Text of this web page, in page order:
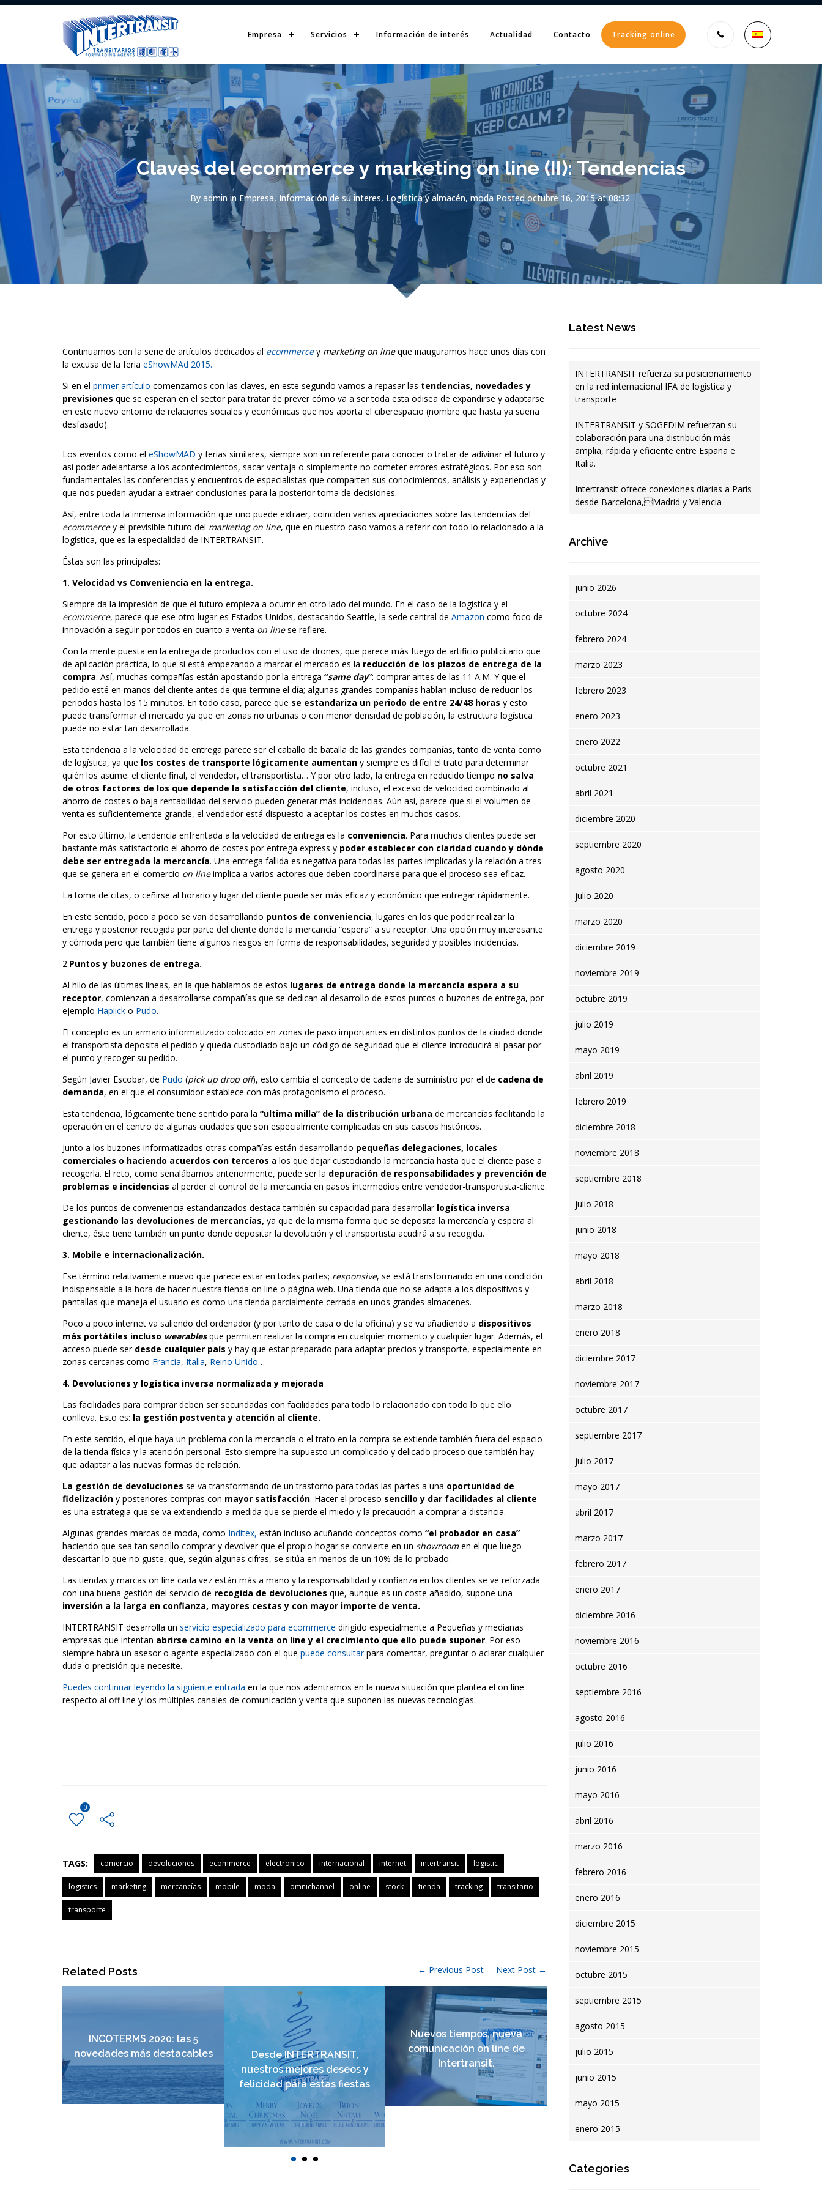
Enter tracking ID
Empresa Servicios Información de interés Actualidad Contacto Tracking online
Claves del ecommerce y marketing on line (II): Tendencias
By admin in Empresa, Información de su interes, Logística y almacén, moda Posted octubre 16, 2015 at 08:32
Continuamos con la serie de artículos dedicados al ecommercey marketing on lineque inauguramos hace unos días con
la excusa de la feria eShowMAd 2015.
Si en el primer artículo comenzamos con las claves, en este segundo vamos a repasar las tendencias, novedades y
previsiones que se esperan en el sector para tratar de prever cómo va a ser toda esta odisea de expandirse y adaptarse
en este nuevo entorno de relaciones sociales y económicas que nos aporta el ciberespacio (nombre que hasta ya suena
desfasado).
Los eventos como el eShowMAD y ferias similares, siempre son un referente para conocer o tratar de adivinar el futuro y
así poder adelantarse a los acontecimientos, sacar ventaja o simplemente no cometer errores estratégicos. Por eso son
fundamentales las conferencias y encuentros de especialistas que comparten sus conocimientos, análisis y experiencias y
que nos pueden ayudar a extraer conclusiones para la posterior toma de decisiones.
Así, entre toda la inmensa información que uno puede extraer, coinciden varias apreciaciones sobre las tendencias del
ecommercey el previsible futuro del marketing on line, que en nuestro caso vamos a referir con todo lo relacionado a la
logística, que es la especialidad de INTERTRANSIT.
Éstas son las principales:
1. Velocidad vs Conveniencia en la entrega.
Siempre da la impresión de que el futuro empieza a ocurrir en otro lado del mundo. En el caso de la logística y el
ecommerce, parece que ese otro lugar es Estados Unidos, destacando Seattle, la sede central de Amazon como foco de
innovación a seguir por todos en cuanto a venta on linese refiere.
Con la mente puesta en la entrega de productos con el uso de drones, que parece más fuego de artificio publicitario que
de aplicación práctica, lo que sí está empezando a marcar el mercado es la reducción de los plazos de entrega de la
compra. Así, muchas compañías están apostando por la entrega “same day”: comprar antes de las 11 A.M. Y que el
pedido esté en manos del cliente antes de que termine el día; algunas grandes compañías hablan incluso de reducir los
periodos hasta los 15 minutos. En todo caso, parece que se estandariza un periodo de entre 24/48 horas y esto
puede transformar el mercado ya que en zonas no urbanas o con menor densidad de población, la estructura logística
puede no estar tan desarrollada.
Esta tendencia a la velocidad de entrega parece ser el caballo de batalla de las grandes compañías, tanto de venta como
de logística, ya que los costes de transporte lógicamente aumentan y siempre es difícil el trato para determinar
quién los asume: el cliente final, el vendedor, el transportista… Y por otro lado, la entrega en reducido tiempo no salva
de otros factores de los que depende la satisfacción del cliente, incluso, el exceso de velocidad combinado al
ahorro de costes o baja rentabilidad del servicio pueden generar más incidencias. Aún así, parece que si el volumen de
venta es suficientemente grande, el vendedor está dispuesto a aceptar los costes en muchos casos.
Por esto último, la tendencia enfrentada a la velocidad de entrega es la conveniencia. Para muchos clientes puede ser
bastante más satisfactorio el ahorro de costes por entrega express y poder establecer con claridad cuando y dónde
debe ser entregada la mercancía. Una entrega fallida es negativa para todas las partes implicadas y la relación a tres
que se genera en el comercio on lineimplica a varios actores que deben coordinarse para que el proceso sea eficaz.
La toma de citas, o ceñirse al horario y lugar del cliente puede ser más eficaz y económico que entregar rápidamente.
En este sentido, poco a poco se van desarrollando puntos de conveniencia, lugares en los que poder realizar la
entrega y posterior recogida por parte del cliente donde la mercancía “espera” a su receptor. Una opción muy interesante
y cómoda pero que también tiene algunos riesgos en forma de responsabilidades, seguridad y posibles incidencias.
2.Puntos y buzones de entrega.
Al hilo de las últimas líneas, en la que hablamos de estos lugares de entrega donde la mercancía espera a su
receptor, comienzan a desarrollarse compañías que se dedican al desarrollo de estos puntos o buzones de entrega, por
ejemplo Hapiick o Pudo.
El concepto es un armario informatizado colocado en zonas de paso importantes en distintos puntos de la ciudad donde
el transportista deposita el pedido y queda custodiado bajo un código de seguridad que el cliente introducirá al pasar por
el punto y recoger su pedido.
Según Javier Escobar, de Pudo (pick up drop off), esto cambia el concepto de cadena de suministro por el de cadena de
demanda, en el que el consumidor establece con más protagonismo el proceso.
Esta tendencia, lógicamente tiene sentido para la “ultima milla” de la distribución urbana de mercancías facilitando la
operación en el centro de algunas ciudades que son especialmente complicadas en sus cascos históricos.
Junto a los buzones informatizados otras compañías están desarrollando pequeñas delegaciones, locales
comerciales o haciendo acuerdos con terceros a los que dejar custodiando la mercancía hasta que el cliente pase a
recogerla. El reto, como señalábamos anteriormente, puede ser la depuración de responsabilidades y prevención de
problemas e incidencias al perder el control de la mercancía en pasos intermedios entre vendedor-transportista-cliente.
De los puntos de conveniencia estandarizados destaca también su capacidad para desarrollar logística inversa
gestionando las devoluciones de mercancías, ya que de la misma forma que se deposita la mercancía y espera al
cliente, éste tiene también un punto donde depositar la devolución y el transportista acudirá a su recogida.
3. Mobile e internacionalización.
Ese término relativamente nuevo que parece estar en todas partes; responsive, se está transformando en una condición
indispensable a la hora de hacer nuestra tienda on line o página web. Una tienda que no se adapta a los dispositivos y
pantallas que maneja el usuario es como una tienda parcialmente cerrada en unos grandes almacenes.
Poco a poco internet va saliendo del ordenador (y por tanto de casa o de la oficina) y se va añadiendo a dispositivos
más portátiles incluso wearablesque permiten realizar la compra en cualquier momento y cualquier lugar. Además, el
acceso puede ser desde cualquier país y hay que estar preparado para adaptar precios y transporte, especialmente en
zonas cercanas como Francia, Italia, Reino Unido…
4. Devoluciones y logística inversa normalizada y mejorada
Las facilidades para comprar deben ser secundadas con facilidades para todo lo relacionado con todo lo que ello
conlleva. Esto es: la gestión postventa y atención al cliente.
En este sentido, el que haya un problema con la mercancía o el trato en la compra se extiende también fuera del espacio
de la tienda física y la atención personal. Esto siempre ha supuesto un complicado y delicado proceso que también hay
que adaptar a las nuevas formas de relación.
La gestión de devoluciones se va transformando de un trastorno para todas las partes a una oportunidad de
fidelización y posteriores compras con mayor satisfacción. Hacer el proceso sencillo y dar facilidades al cliente
es una estrategia que se va extendiendo a medida que se pierde el miedo y la precaución a comprar a distancia.
Algunas grandes marcas de moda, como Inditex, están incluso acuñando conceptos como “el probador en casa”
haciendo que sea tan sencillo comprar y devolver que el propio hogar se convierte en un showroomen el que luego
descartar lo que no guste, que, según algunas cifras, se sitúa en menos de un 10% de lo probado.
Las tiendas y marcas on line cada vez están más a mano y la responsabilidad y confianza en los clientes se ve reforzada
con una buena gestión del servicio de recogida de devoluciones que, aunque es un coste añadido, supone una
inversión a la larga en confianza, mayores cestas y con mayor importe de venta.
INTERTRANSIT desarrolla un servicio especializado para ecommerce dirigido especialmente a Pequeñas y medianas
empresas que intentan abrirse camino en la venta on line y el crecimiento que ello puede suponer. Por eso
siempre habrá un asesor o agente especializado con el que puede consultarpara comentar, preguntar o aclarar cualquier
duda o precisión que necesite.
Puedes continuar leyendo la siguiente entrada en la que nos adentramos en la nueva situación que plantea el on line
respecto al off line y los múltiples canales de comunicación y venta que suponen las nuevas tecnologías.
0
TAGS: comercio devoluciones ecommerce electronico internacional internet intertransit logistic
logistics marketing mercancías mobile moda omnichannel online stock tienda tracking transitario
transporte
Related Posts ← Previous Post Next Post →
INCOTERMS 2020: las 5
novedades más destacables
Desde INTERTRANSIT,
nuestros mejores deseos y
felicidad para estas fiestas
Nuevos tiempos, nueva
comunicación on line de
Intertransit.
Intertransit S.A., cumplimos
33 años!
Latest News
INTERTRANSIT refuerza su posicionamiento
en la red internacional IFA de logística y
transporte
INTERTRANSIT y SOGEDIM refuerzan su
colaboración para una distribución más
amplia, rápida y eficiente entre España e
Italia.
Intertransit ofrece conexiones diarias a París
desde Barcelona,Madrid y Valencia
Archive
junio 2026
octubre 2024
febrero 2024
marzo 2023
febrero 2023
enero 2023
enero 2022
octubre 2021
abril 2021
diciembre 2020
septiembre 2020
agosto 2020
julio 2020
marzo 2020
diciembre 2019
noviembre 2019
octubre 2019
julio 2019
mayo 2019
abril 2019
febrero 2019
diciembre 2018
noviembre 2018
septiembre 2018
julio 2018
junio 2018
mayo 2018
abril 2018
marzo 2018
enero 2018
diciembre 2017
noviembre 2017
octubre 2017
septiembre 2017
julio 2017
mayo 2017
abril 2017
marzo 2017
febrero 2017
enero 2017
diciembre 2016
noviembre 2016
octubre 2016
septiembre 2016
agosto 2016
julio 2016
junio 2016
mayo 2016
abril 2016
marzo 2016
febrero 2016
enero 2016
diciembre 2015
noviembre 2015
octubre 2015
septiembre 2015
agosto 2015
julio 2015
junio 2015
mayo 2015
enero 2015
Categories